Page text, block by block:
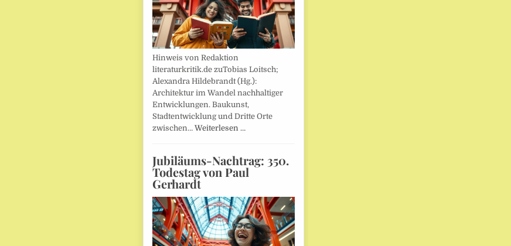
Hinweis von Redaktion
literaturkritik.de zuTobias Loitsch;
Alexandra Hildebrandt (Hg.):
Architektur im Wandel nachhaltiger
Entwicklungen. Baukunst,
Stadtentwicklung und Dritte Orte
zwischen… Weiterlesen …
Jubiläums-Nachtrag: 350.
Todestag von Paul
Gerhardt